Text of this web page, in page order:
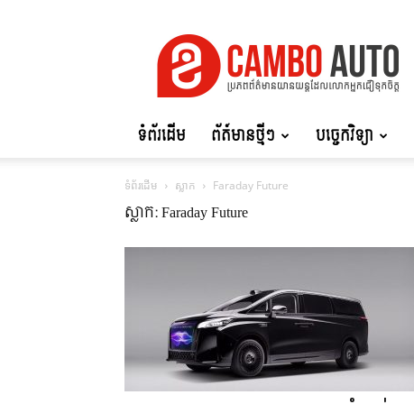
Auto
ទំព័រដើម ព័ត៍មានថ្មីៗ បច្ចេកវិទ្យា
ទំព័រដើម ស្លាក Faraday Future
ស្លាក: Faraday Future